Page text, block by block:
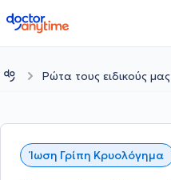
doctoranytime
Ρώτα τους ειδικούς μας
Ίωση Γρίπη Κρυολόγημα